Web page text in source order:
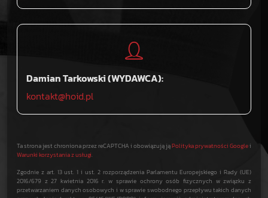
Damian Tarkowski (WYDAWCA):
kontakt@hoid.pl
Ta strona jest chroniona przez reCAPTCHA i obowiązują jąPolityka prywatności Googlei
Warunki korzystania z usługi.
Zgodnie z art. 13 ust. 1 i ust. 2 rozporządzenia Parlamentu Europejskiego i Rady (UE)
2016/679 z 27 kwietnia 2016 r. w sprawie ochrony osób fizycznych w związku z
przetwarzaniem danych osobowych i w sprawie swobodnego przepływu takich danych